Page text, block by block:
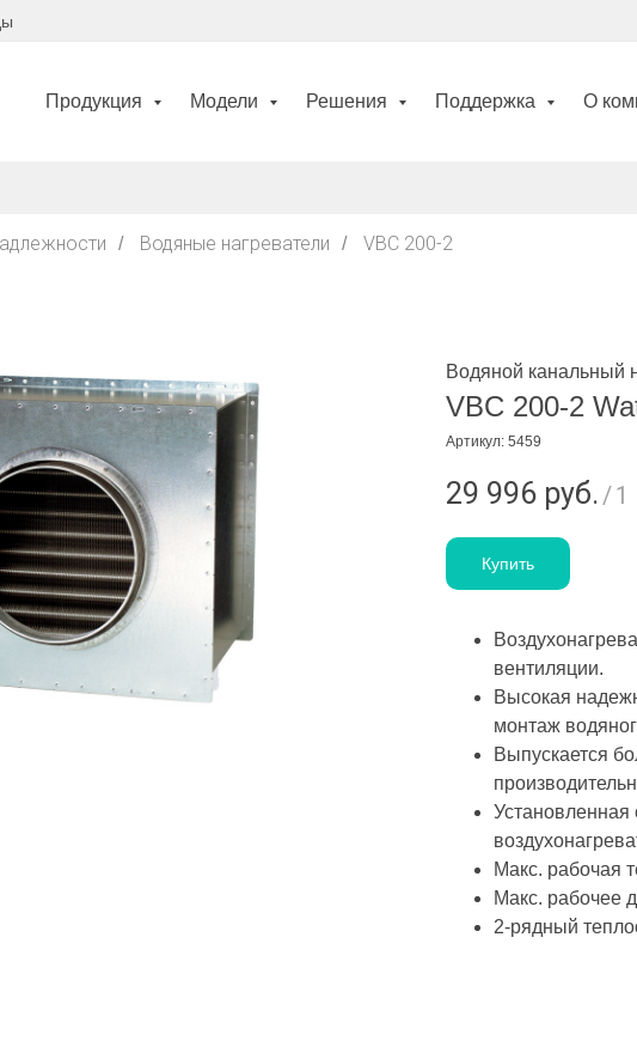
Продукция Модели Решения Поддержка О
/ Водяные нагреватели / VBC 200-2
Водяной канальный
VBC 200-2
Артикул: 5459
29 996 руб./1
Купить
вентиляции.
Высокая
монтаж
Выпускается
Установленная
Макс. рабочая
Макс. рабочее
2-рядный